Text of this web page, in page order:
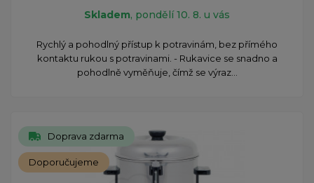
Skladem, pondělí 10. 8. u vás
Rychlý a pohodlný přístup k potravinám, bez přímého
kontaktu rukou s potravinami. - Rukavice se snadno a
pohodlně vyměňuje, čímž se výraz...
Doprava zdarma
Doporučujeme